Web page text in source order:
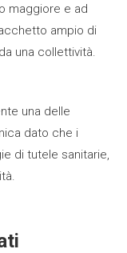
maggiore e ad
ampio di
una collettività.
una delle
dato che i
di tutele sanitarie,